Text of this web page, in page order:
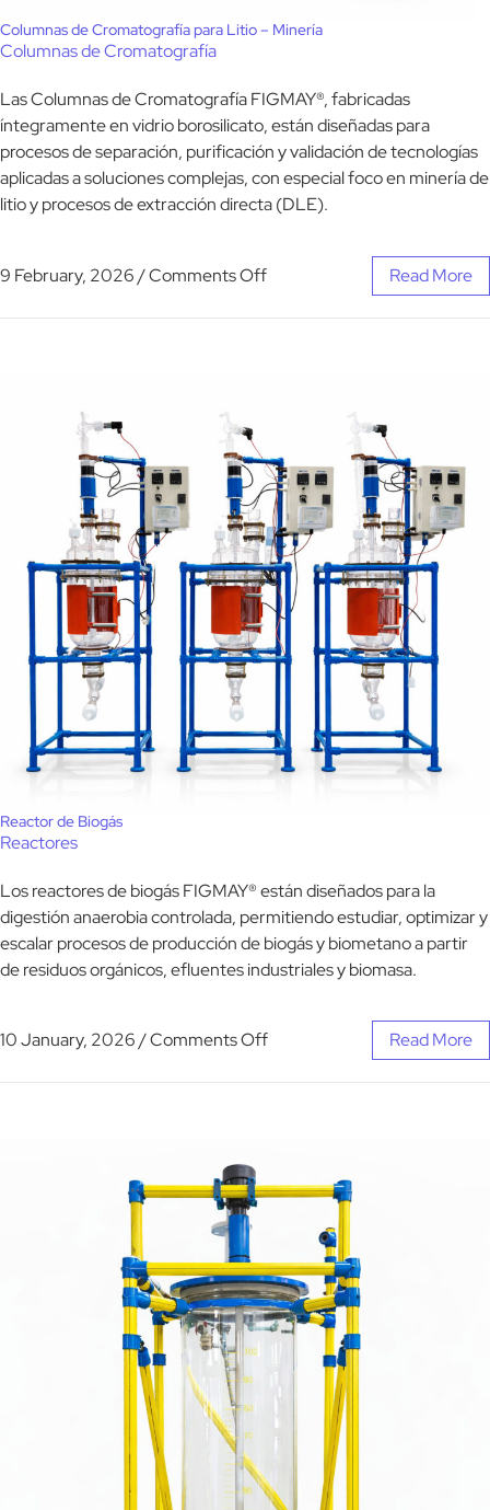
Columnas de Cromatografía para Litio – Minería
Columnas de Cromatografía
Las Columnas de Cromatografía FIGMAY®, fabricadas
íntegramente en vidrio borosilicato, están diseñadas para
procesos de separación, purificación y validación de tecnologías
aplicadas a soluciones complejas, con especial foco en minería de
litio y procesos de extracción directa (DLE).
9 February, 2026/Comments Off Read More
Reactor de Biogás
Reactores
Los reactores de biogás FIGMAY® están diseñados para la
digestión anaerobia controlada, permitiendo estudiar, optimizar y
escalar procesos de producción de biogás y biometano a partir
de residuos orgánicos, efluentes industriales y biomasa.
10 January, 2026/Comments Off Read More